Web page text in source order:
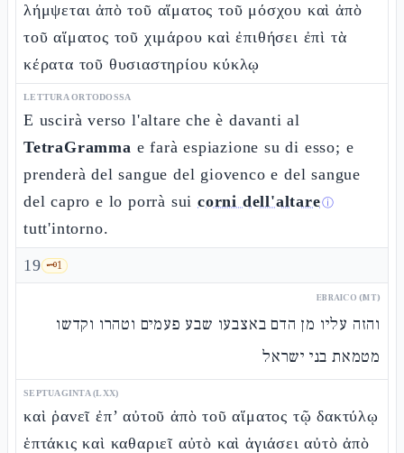
λήμψεται ἀπὸ τοῦ αἵματος τοῦ μόσχου καὶ ἀπὸ
τοῦ αἵματος τοῦ χιμάρου καὶ ἐπιθήσει ἐπὶ τὰ
κέρατα τοῦ θυσιαστηρίου κύκλῳ
LETTURA ORTODOSSA
E uscirà verso l'altare che è davanti al
TetraGramma e farà espiazione su di esso; e
prenderà del sangue del giovenco e del sangue
del capro e lo porrà suicorni dell'altareⓘ
tutt'intorno.
19 🗝️1
EBRAICO (MT)
והזה עליו מן הדם באצבעו שבע פעמים וטהרו וקדשו
מטמאת בני ישראל
SEPTUAGINTA (LXX)
καὶ ῥανεῖ ἐπ’ αὐτοῦ ἀπὸ τοῦ αἵματος τῷ δακτύλῳ
ἑπτάκις καὶ καθαριεῖ αὐτὸ καὶ ἁγιάσει αὐτὸ ἀπὸ